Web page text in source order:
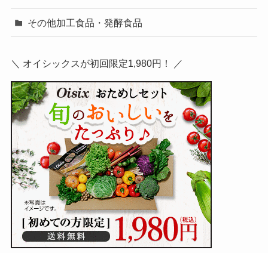
その他加工食品・発酵食品
＼ オイシックスが初回限定1,980円！ ／